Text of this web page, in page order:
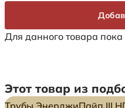
Для данного товара пока
Этот товар из
Трубы ЭнерджиПайп III